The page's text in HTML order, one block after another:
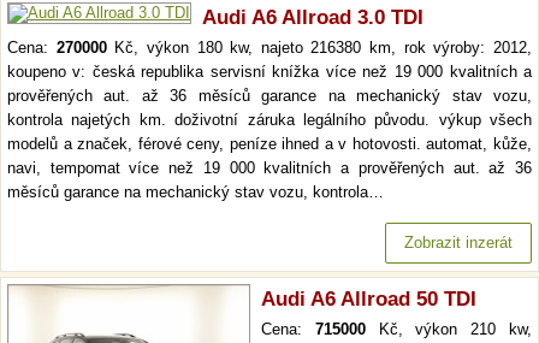
Audi A6 Allroad 3.0 TDI
Cena: 270000Kč, výkon 180 kw, najeto 216380 km, rok výroby: 2012,
koupeno v: česká republika servisní knížka více než 19 000 kvalitních a
prověřených aut. až 36 měsíců garance na mechanický stav vozu,
kontrola najetých km. doživotní záruka legálního původu. výkup všech
modelů a značek, férové ceny, peníze ihned a v hotovosti. automat, kůže,
navi, tempomat více než 19 000 kvalitních a prověřených aut. až 36
měsíců garance na mechanický stav vozu, kontrola…
Zobrazit inzerát
Audi A6 Allroad 50 TDI
Cena: 715000Kč, výkon 210 kw,